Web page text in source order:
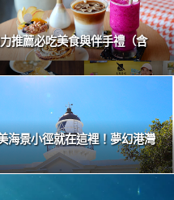
推薦必吃美食與伴手禮（含
海景小徑就在這裡！夢幻港灣